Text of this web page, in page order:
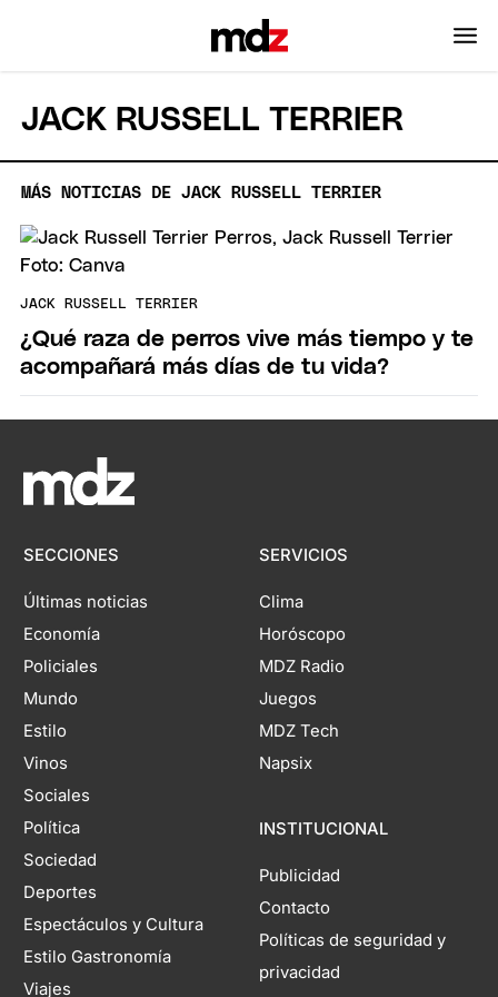
JACK RUSSELL TERRIER
MÁS NOTICIAS DE JACK RUSSELL TERRIER
JACK RUSSELL TERRIER
¿Qué raza de perros vive más tiempo y te
acompañará más días de tu vida?
SECCIONES
Últimas noticias
Economía
Policiales
Mundo
Estilo
Vinos
Sociales
Política
Sociedad
Deportes
Espectáculos y Cultura
Estilo Gastronomía
Viajes
SERVICIOS
Clima
Horóscopo
MDZ Radio
Juegos
MDZ Tech
Napsix
INSTITUCIONAL
Publicidad
Contacto
Políticas de seguridad y
privacidad